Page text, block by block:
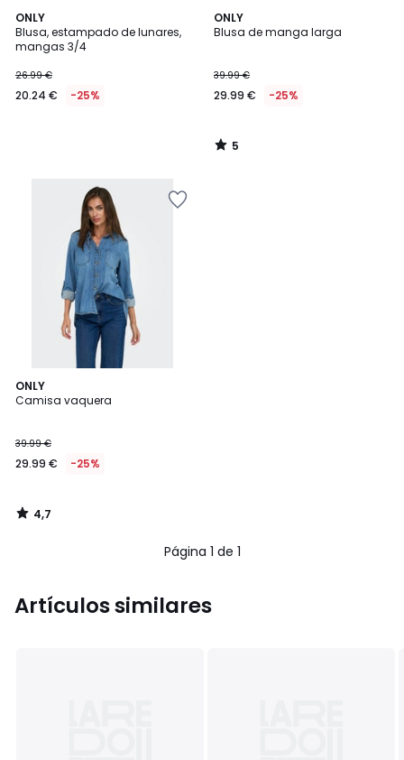
ONLY
Blusa, estampado de lunares,
mangas 3/4
26.99 €
20.24 € -25%
ONLY
Blusa de manga larga
39.99 €
29.99 € -25%
5
/
5
/
ONLY
Camisa vaquera
39.99 €
29.99 € -25%
4,7
/ 5
4,7
/
Página 1 de 1
Artículos similares